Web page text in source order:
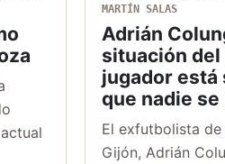
MARTÍN SALAS
Adrián
situación del
jugador está
que nadie se
El exfutbolista
Gijón, Adrián